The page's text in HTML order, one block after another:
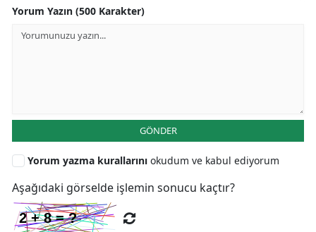
Yorum Yazın (500 Karakter)
GÖNDER
Yorum yazma kurallarını okudum ve kabul ediyorum
Aşağıdaki görselde işlemin sonucu kaçtır?